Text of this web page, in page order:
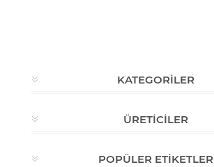
KATEGORILER
ÜRETICILER
POPÜLER ETIKETLER